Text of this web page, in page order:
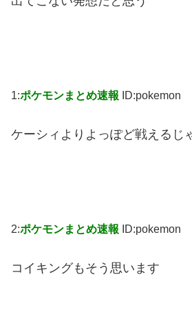
1:ポケモンまとめ速報 ID:pokemon
ケーシィよりよっぽど戦えるじ
2:ポケモンまとめ速報 ID:pokemon
コイキングもそう思います